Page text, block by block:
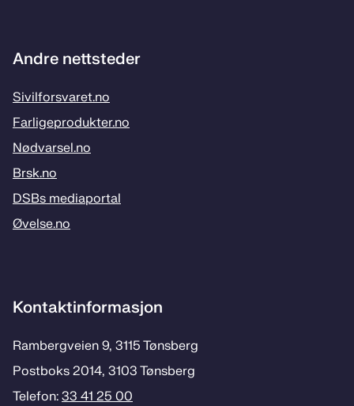
Andre nettsteder
Sivilforsvaret.no
Farligeprodukter.no
Nødvarsel.no
Brsk.no
DSBs mediaportal
Øvelse.no
Kontaktinformasjon
Rambergveien 9, 3115 Tønsberg
Postboks 2014, 3103 Tønsberg
Telefon: 33 41 25 00